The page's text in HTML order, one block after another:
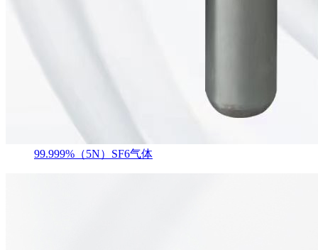
99.999%（5N）SF6气体